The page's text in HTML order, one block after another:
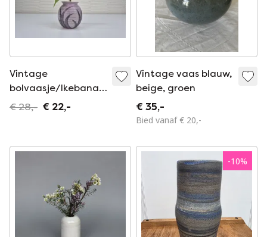
Vintage
bolvaasje/Ikebana
Mobach Utrecht.
€ 28,- € 22,-
Vintage vaas blauw,
beige, groen
€ 35,-
Bied vanaf € 20,-
-10%